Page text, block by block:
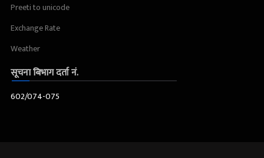
Preeti to unicode
Exchange Rate
Weather
सूचना बिभाग दर्ता नं.
602/074-075